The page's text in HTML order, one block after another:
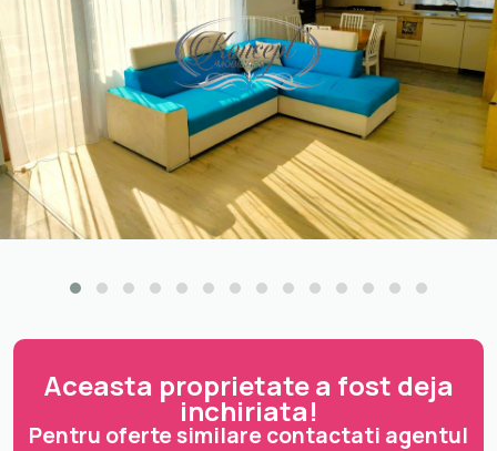
Aceasta proprietate a fost deja
inchiriata!
Pentru oferte similare contactati agentul